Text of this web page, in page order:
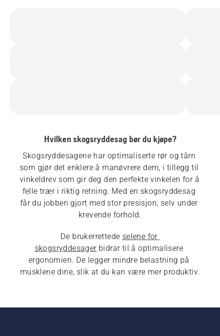
Hvilken skogsryddesag bør du kjøpe?
Skogsryddesagene har optimaliserte rør og tårn
som gjør det enklere å manøvrere dem, i tillegg til
vinkeldrev som gir deg den perfekte vinkelen for å
felle trær i riktig retning. Med en skogsryddesag
får du jobben gjort med stor presisjon, selv under
De brukerrettede selene for
skogsryddesager bidrar til å optimalisere
ergonomien. De legger mindre belastning på
musklene dine, slik at du kan være mer produktiv.